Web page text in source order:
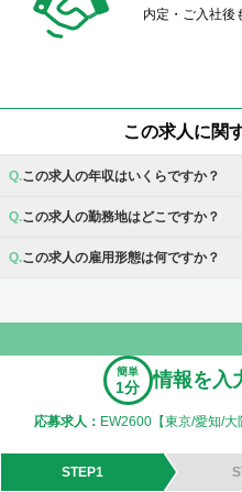
内定・ご入社後
この求人に関
この求人の年収はいくらですか？
この求人の勤務地はどこですか？
この求人の雇用形態は何ですか？
簡単
1分 情報を入
応募求人： EW2600【東京/愛知/
STEP1